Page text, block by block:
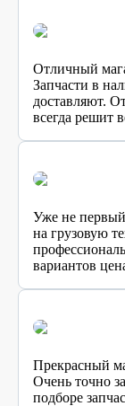
Отличный
Запчасти в
доставляют.
всегда решит
Уже не первый
на грузовую
вариантов
Прекрасный
Очень точно
подборе